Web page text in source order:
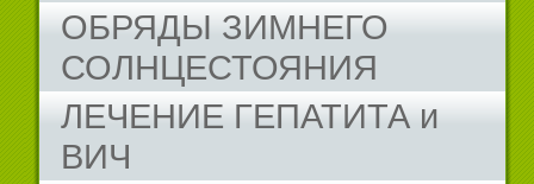
ОБРЯДЫ ЗИМНЕГО
СОЛНЦЕСТОЯНИЯ
ЛЕЧЕНИЕ ГЕПАТИТА и
ВИЧ